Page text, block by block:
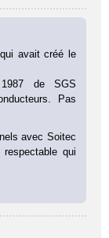
avait créé le
de SGS
Pas
avec Soitec
qui